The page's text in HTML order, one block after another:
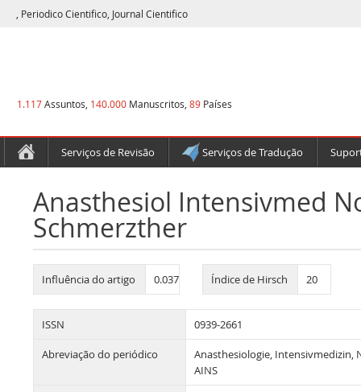
, Periodico Cientifico, Journal Cientifico
1.117Assuntos, 140.000 Manuscritos, 89 Países
Serviços de Revisão Serviços de Tradução
Anasthesiol Intensivmed
Schmerzther
Influência do artigo 0.037 Índice de Hirsch 20
ISSN 0939-2661
Abreviação do periódico
Anasthesiologie, Intensivmedizin,
AINS